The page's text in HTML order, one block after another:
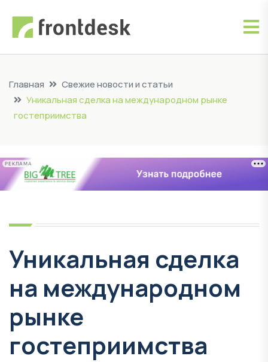
Главная
Свежие новости и статьи
Уникальная сделка на международном рынке
гостеприимства
РЕКЛАМА
Уникальная сделка
на международном
рынке
гостеприимства